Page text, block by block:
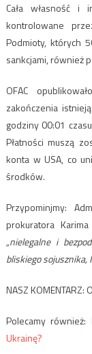
Cała własność i
kontrolowane
Podmioty, których
sankcjami, również
OFAC
zakończenia
godziny 00:01
Płatności muszą
konta w USA, co
środków.
Przypominjmy:
prokuratora
„nielegalne i
bliskiego sojusznika,
NASZ KOMENTARZ:
Polecamy również:
Ukrainę?